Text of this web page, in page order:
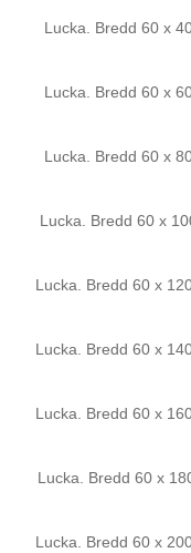
Lucka. Bredd 60 x
Lucka. Bredd 60 x
Lucka. Bredd 60 x
Lucka. Bredd 60 x
Lucka. Bredd 60 x
Lucka. Bredd 60 x
Lucka. Bredd 60 x
Lucka. Bredd 60 x
Lucka. Bredd 60 x